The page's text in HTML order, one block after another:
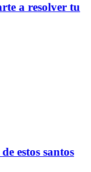
a resolver tu
estos santos